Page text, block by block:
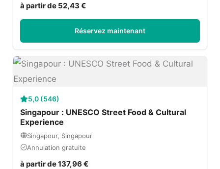
à partir de 52,43 €
Réservez maintenant
5,0 (546)
Singapour : UNESCO Street Food & Cultural
Experience
Singapour, Singapour
Annulation gratuite
à partir de 137,96 €